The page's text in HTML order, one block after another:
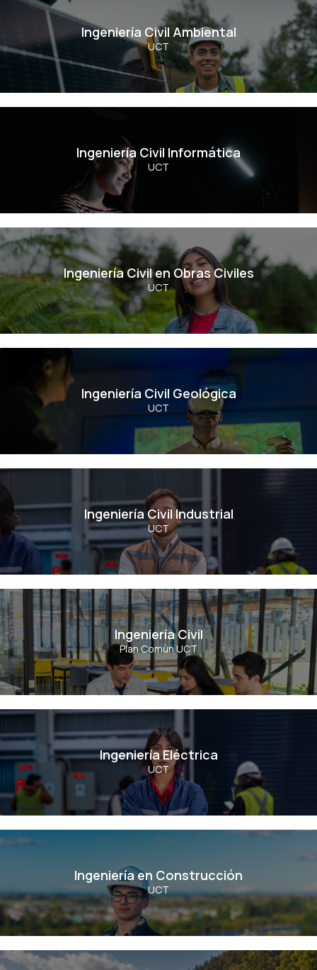
Ingeniería Civil Ambiental
UCT
Ingeniería Civil Ambiental
Ver Carrera
Ingeniería Civil Informática
UCT
Ingeniería Civil Informática
Ver Carrera
Ingeniería Civil en Obras Civiles
UCT
Ingeniería Civil en Obras Civiles
Ver Carrera
Ingeniería Civil Geológica
UCT
Ingeniería Civil Geológica
Ver Carrera
Ingeniería Civil Industrial
UCT
Ingeniería Civil Industrial
Ver Carrera
Ingeniería Civil
Plan Común UCT
Ingeniería Civil
Ver Carrera
Ingeniería Eléctrica
UCT
Ingeniería Eléctrica
Ver Carrera
Ingeniería en Construcción
UCT
Ver Carrera